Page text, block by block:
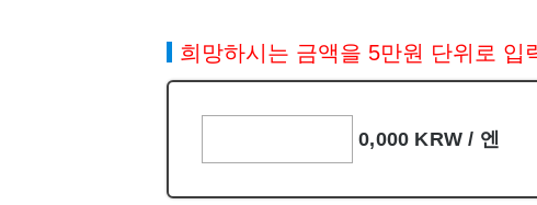
희망하시는 금액을 5만원 단위로
0,000 KRW / 엔